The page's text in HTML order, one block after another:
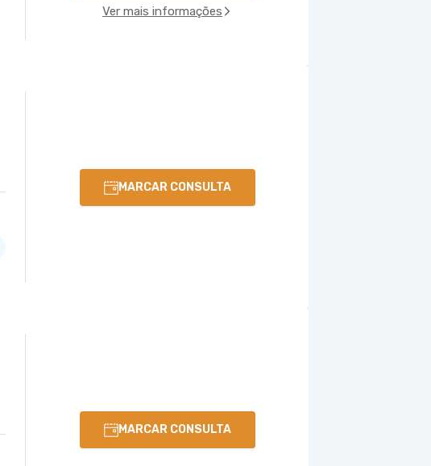
Ver mais informações
MARCAR CONSULTA
MARCAR CONSULTA